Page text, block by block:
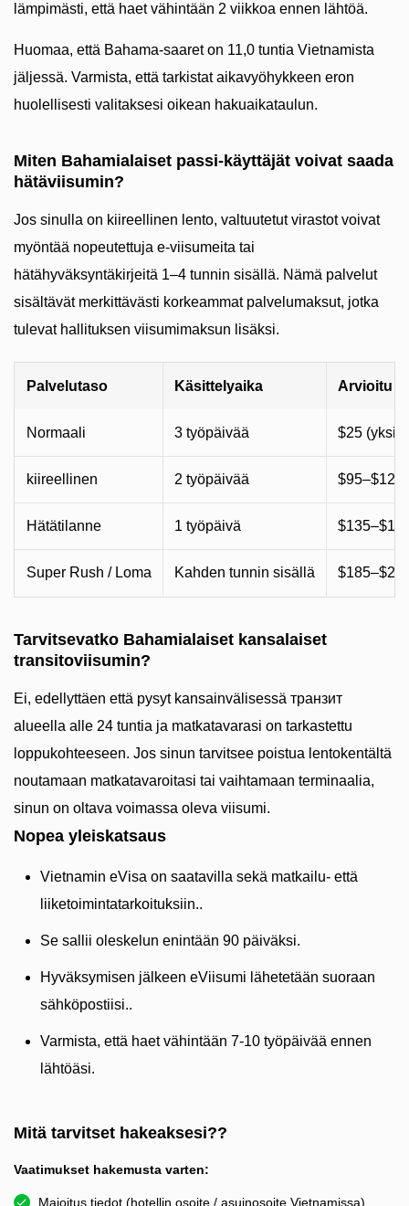
lämpimästi, että haet vähintään 2 viikkoa ennen lähtöä.
Huomaa, että Bahama-saaret on 11,0 tuntia Vietnamista
jäljessä. Varmista, että tarkistat aikavyöhykkeen eron
huolellisesti valitaksesi oikean hakuaikataulun.
Miten Bahamialaiset passi-käyttäjät voivat saada
hätäviisumin?
Jos sinulla on kiireellinen lento, valtuutetut virastot voivat
myöntää nopeutettuja e-viisumeita tai
hätähyväksyntäkirjeitä 1–4 tunnin sisällä. Nämä palvelut
sisältävät merkittävästi korkeammat palvelumaksut, jotka
tulevat hallituksen viisumimaksun lisäksi.
Palvelutaso Käsittelyaika Arvioitu
Normaali 3 työpäivää $25 (yksi)
kiireellinen 2 työpäivää $95–$125
Hätätilanne 1 työpäivä
Super Rush / Loma Kahden tunnin sisällä
Tarvitsevatko Bahamialaiset kansalaiset
transitoviisumin?
Ei, edellyttäen että pysyt kansainvälisessä транзит
alueella alle 24 tuntia ja matkatavarasi on tarkastettu
loppukohteeseen. Jos sinun tarvitsee poistua lentokentältä
noutamaan matkatavaroitasi tai vaihtamaan terminaalia,
sinun on oltava voimassa oleva viisumi.
Nopea yleiskatsaus
Vietnamin eVisa on saatavilla sekä matkailu- että
liiketoimintatarkoituksiin..
Se sallii oleskelun enintään 90 päiväksi.
Hyväksymisen jälkeen eViisumi lähetetään suoraan
sähköpostiisi..
Varmista, että haet vähintään 7-10 työpäivää ennen
lähtöäsi.
Mitä tarvitset hakeaksesi??
Vaatimukset hakemusta varten:
Majoitus tiedot (hotellin osoite / asuinosoite Vietnamissa)